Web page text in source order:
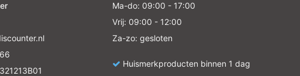
Ma-do: 09:00 - 17:00
Vrij: 09:00 - 12:00
Za-zo: gesloten
Huismerkproducten binnen 1 dag